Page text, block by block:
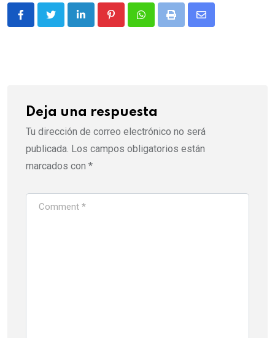
LinkedIn PinterestWhatsappPrint
Share
Deja una respuesta
Tu dirección de correo electrónico no será
publicada. Los campos obligatorios están
marcados con *